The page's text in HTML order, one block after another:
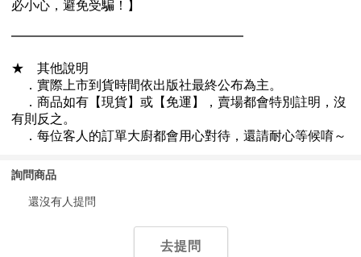
詢問商品
還沒有人提問
去提問